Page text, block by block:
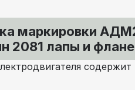
маркировки
2081 лапы и